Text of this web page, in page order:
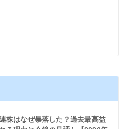
株はなぜ暴落した？過去最高益